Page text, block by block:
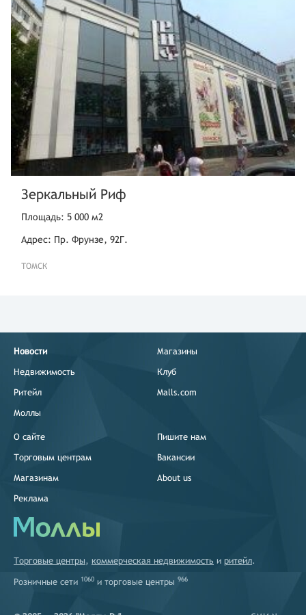
Зеркальный Риф
Площадь: 5 000 м2
Адрес: Пр. Фрунзе, 92Г.
ТОМСК
Новости
Недвижимость
Ритейл
Моллы
Магазины
Клуб
Malls.com
О сайте
Торговым центрам
Магазинам
Реклама
Пишите нам
Вакансии
About us
Торговые центры, коммерческая недвижимость и ритейл.
Розничные сети 1060 и торговые центры 966